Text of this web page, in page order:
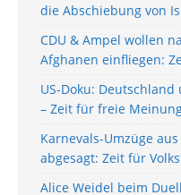
die Abschiebung von
CDU & Ampel wollen
Afghanen einfliegen:
US-Doku:
– Zeit für freie
Karnevals-Umzüge
abgesagt: Zeit für
Alice Weidel beim